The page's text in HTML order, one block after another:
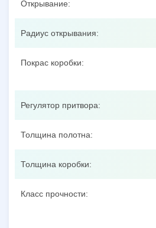
Открывание:
Радиус открывания:
Покрас коробки:
Регулятор притвора:
Толщина полотна:
Толщина коробки:
Класс прочности: